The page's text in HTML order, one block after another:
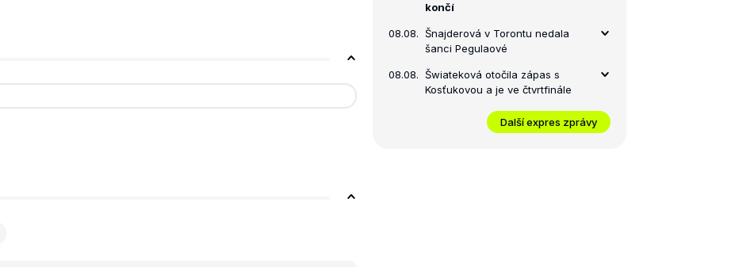
končí
08.08. Šnajderová v Torontu nedala
šanci Pegulaové
08.08. Šwiateková otočila zápas s
Kosťukovou a je ve čtvrtfinále
Další expres zprávy